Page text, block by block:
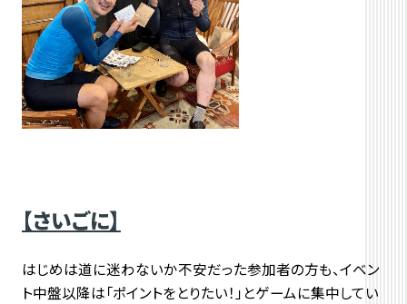
【さいごに】
はじめは道に迷わないか不安だった参加者の方も、イベン
ト中盤以降は「ポイントをとりたい！」とゲームに集中してい